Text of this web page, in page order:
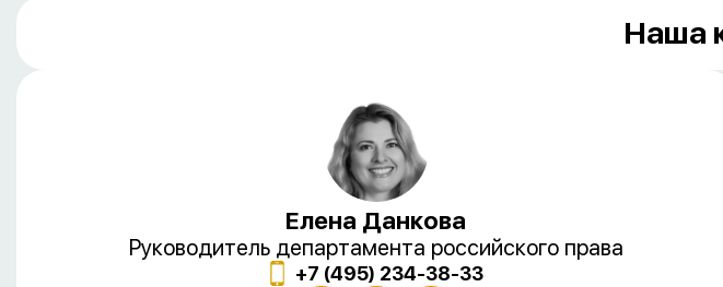
Наша
Елена Данкова
Руководитель департамента российского права
+7 (495) 234-38-33